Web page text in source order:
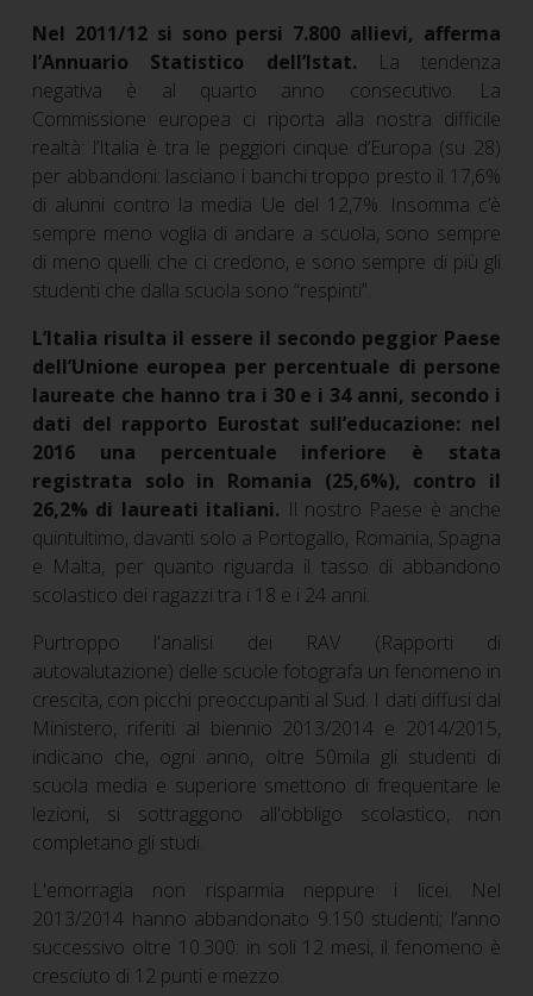
Nel 2011/12 si sono persi 7.800 allievi, afferma
l’Annuario Statistico dell’Istat. La tendenza
negativa è al quarto anno consecutivo. La
Commissione europea ci riporta alla nostra difficile
realtà: l’Italia è tra le peggiori cinque d’Europa (su 28)
per abbandoni: lasciano i banchi troppo presto il 17,6%
di alunni contro la media Ue del 12,7%. Insomma c’è
sempre meno voglia di andare a scuola, sono sempre
di meno quelli che ci credono, e sono sempre di più gli
studenti che dalla scuola sono “respinti”.
L’Italia risulta il essere il secondo peggior Paese
dell’Unione europea per percentuale di persone
laureate che hanno tra i 30 e i 34 anni, secondo i
dati del rapporto Eurostat sull’educazione: nel
2016 una percentuale inferiore è stata
registrata solo in Romania (25,6%), contro il
26,2% di laureati italiani. Il nostro Paese è anche
quintultimo, davanti solo a Portogallo, Romania, Spagna
e Malta, per quanto riguarda il tasso di abbandono
scolastico dei ragazzi tra i 18 e i 24 anni.
Purtroppo l'analisi dei RAV (Rapporti di
autovalutazione) delle scuole fotografa un fenomeno in
crescita, con picchi preoccupanti al Sud. I dati diffusi dal
Ministero, riferiti al biennio 2013/2014 e 2014/2015,
indicano che, ogni anno, oltre 50mila gli studenti di
scuola media e superiore smettono di frequentare le
lezioni, si sottraggono all'obbligo scolastico, non
completano gli studi.
L'emorragia non risparmia neppure i licei. Nel
2013/2014 hanno abbandonato 9.150 studenti; l’anno
successivo oltre 10.300: in soli 12 mesi, il fenomeno è
cresciuto di 12 punti e mezzo.